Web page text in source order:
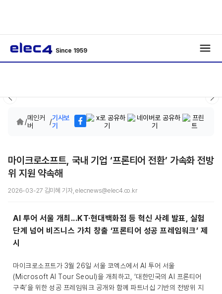
Since 1959
/메인커
버
/기사보
기
마이크로소프트, 국내 기업 ‘프론티어 전환’ 가속화 전방
위 지원 약속해
2026-03-27 김미혜 기자, elecnews@elec4.co.kr
AI 투어 서울 개최...KT·현대백화점 등 혁신 사례 발표, 실험
단계 넘어 비즈니스 가치 창출 ‘프론티어 성공 프레임워크’ 제
시
마이크로소프트가 3월 26일 서울 코엑스에서 AI 투어 서울
(Microsoft AI Tour Seoul)을 개최하고, ‘대한민국의 AI 프론티어
구축’을 위한 성공 프레임워크 공개와 함께 파트너십 기반의 전방위 지